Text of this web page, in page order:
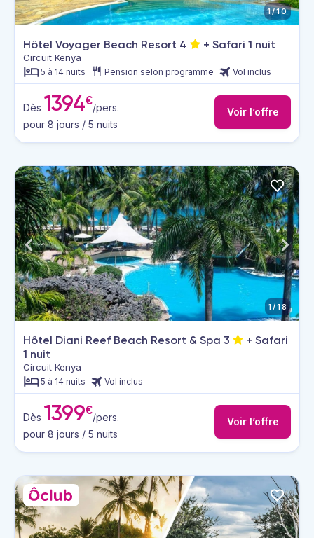
1/10
Hôtel Voyager Beach Resort 4 + Safari 1 nuit
Circuit Kenya
5 à 14 nuits Pension selon programme Vol inclus
Dès 1394€/pers.
pour 8 jours / 5 nuits
Voir l’offre
1/18
Hôtel Diani Reef Beach Resort & Spa 3
+ Safari
1 nuit
Circuit Kenya
5 à 14 nuits Vol inclus
Dès 1399€/pers.
pour 8 jours / 5 nuits
Voir l’offre